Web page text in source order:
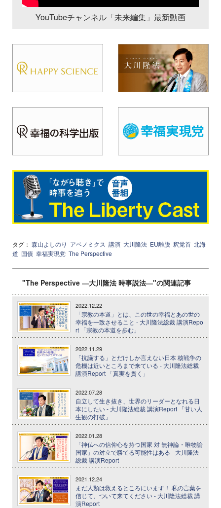
YouTubeチャンネル「未来編集」最新動画
タグ： 森山よしのり アベノミクス 講演 大川隆法 EU離脱 釈党首 北海
道 国債 幸福実現党 The Perspective
"The Perspective ―大川隆法 時事説法―"の関連記事
2022.12.22
「宗教の本道」とは、この世の幸福とあの世の
幸福を一致させること - 大川隆法総裁 講演Repo
rt 「宗教の本道を歩む」
2022.11.29
「抗議する」とだけしか言えない日本 核戦争の
危機は近いところまで来ている - 大川隆法総裁
講演Report 「真実を貫く」
2022.07.28
自立して生き抜き、世界のリーダーとなれる日
本にしたい - 大川隆法総裁 講演Report 「甘い人
生観の打破」
2022.01.28
「神仏への信仰心を持つ国家 対 無神論・唯物論
国家」の対立で勝てる可能性はある - 大川隆法
総裁 講演Report
2021.12.24
まだ人類は救えるところにいます！ 私の言葉を
信じて、ついて来てください - 大川隆法総裁 講
演Report